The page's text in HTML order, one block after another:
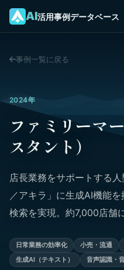
AI活用事例データベース
事例一覧に戻る
2024年
ファミリーマ
スタント）
店長業務をサポートする
／アキラ」に生成AI機能
検索を実現。約7,000店舗
日常業務の効率化 小売・流通
生成AI（テキスト）
音声認識・